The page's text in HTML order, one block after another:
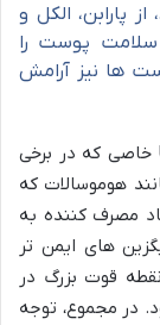
پارابن، الکل و
پوست را
ها نیز آرامش
علاوه بر این، در صورت عدم وجود فیلترهای UV خاصی که در برخی
هوموسالات که
مصرف کننده به
های ایمن تر
قوت بزرگ در
در مجموع، توجه